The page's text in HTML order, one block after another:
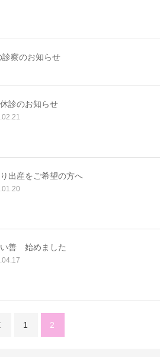
診察のお知らせ
診のお知らせ
出産をご希望の方へ
善 始めました
1 2